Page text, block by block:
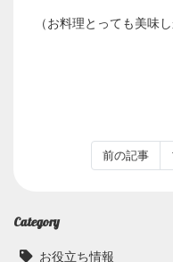
（お料理とっても美味
前の記事
Category
お役立ち情報